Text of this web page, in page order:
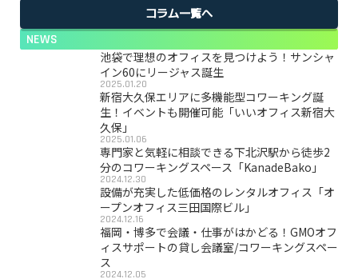
コラム一覧へ
NEWS
池袋で理想のオフィスを見つけよう！サンシャ
イン60にリージャス誕生
2025.01.20
新宿大久保エリアに多機能型コワーキング誕
生！イベントも開催可能「いいオフィス新宿大
久保」
2025.01.06
専門家と気軽に相談できる下北沢駅から徒歩2
分のコワーキングスペース「KanadeBako」
2024.12.30
設備が充実した低価格のレンタルオフィス「オ
ープンオフィス三田国際ビル」
2024.12.16
福岡・博多で会議・仕事がはかどる！GMOオフ
ィスサポートの貸し会議室/コワーキングスペー
ス
2024.12.05